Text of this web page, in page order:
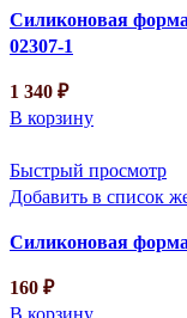
Силиконовая
02307-1
1 340 ₽
В корзину
Быстрый просмотр
Добавить в список
Силиконовая
160 ₽
В корзину